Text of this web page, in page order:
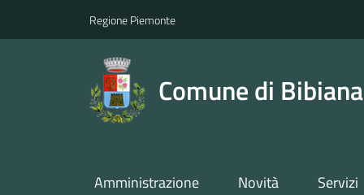
Regione Piemonte
Comune di Bibiana
Amministrazione Novità Servizi